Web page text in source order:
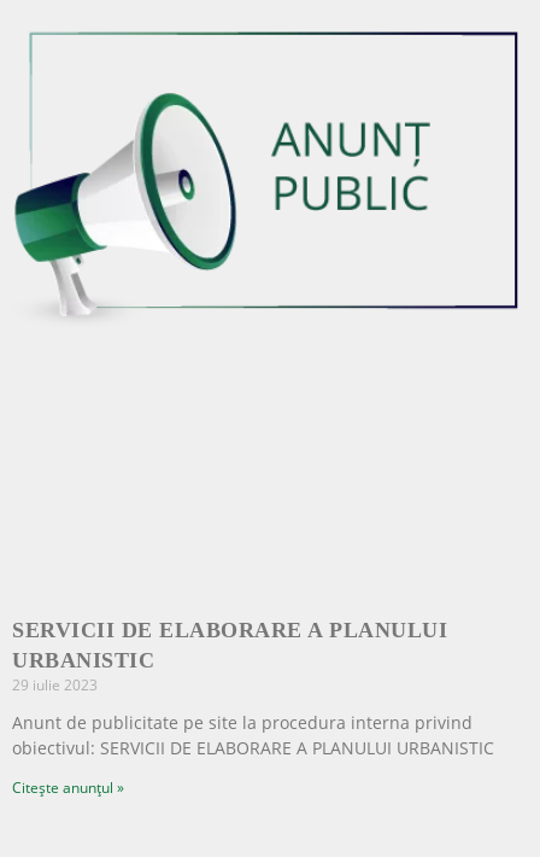
SERVICII DE ELABORARE A PLANULUI
URBANISTIC
29 iulie 2023
Anunt de publicitate pe site la procedura interna privind
obiectivul: SERVICII DE ELABORARE A PLANULUI URBANISTIC
Citește anunțul »